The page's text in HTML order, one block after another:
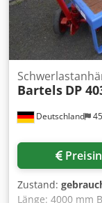
Deutschland
Bartels DP
Zustand:
Länge: 4000 mm